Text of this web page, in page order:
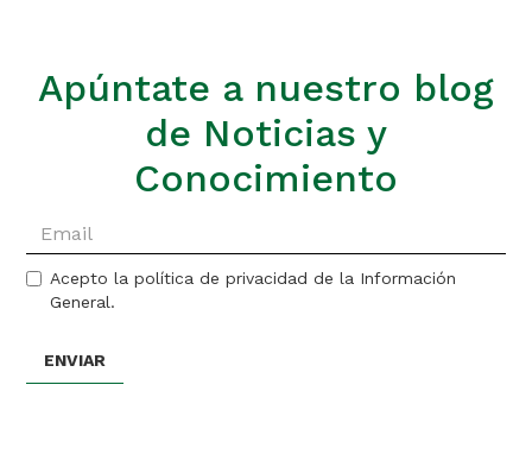
Apúntate a nuestro blog
de Noticias y
Conocimiento
Acepto la política de privacidad de la Información
General.